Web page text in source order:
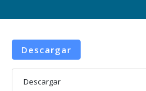
Descargar
Descargar